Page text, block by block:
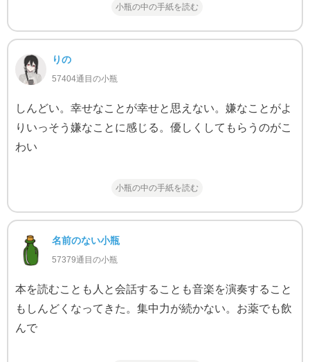
小瓶の中の手紙を読む
りの
57404通目の小瓶
しんどい。幸せなことが幸せと思えない。嫌なことがよ
りいっそう嫌なことに感じる。優しくしてもらうのがこ
わい
小瓶の中の手紙を読む
名前のない小瓶
57379通目の小瓶
本を読むことも人と会話することも音楽を演奏すること
もしんどくなってきた。集中力が続かない。お薬でも飲
んで